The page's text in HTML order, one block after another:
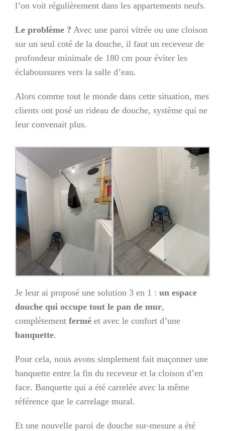
l’on voit régulièrement dans les appartements neufs.
Le problème ? Avec une paroi vitrée ou une cloison
sur un seul coté de la douche, il faut un receveur de
profondeur minimale de 180 cm pour éviter les
éclaboussures vers la salle d’eau.
Alors comme tout le monde dans cette situation, mes
clients ont posé un rideau de douche, système qui ne
leur convenait plus.
Je leur ai proposé une solution 3 en 1 : un espace
douche qui occupe tout le pan de mur,
complètement fermé et avec le confort d’une
banquette.
Pour cela, nous avons simplement fait maçonner une
banquette entre la fin du receveur et la cloison d’en
face. Banquette qui a été carrelée avec la même
référence que le carrelage mural.
Et une nouvelle paroi de douche sur-mesure a été